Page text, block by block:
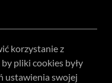
korzystanie z
pliki cookies były
ustawienia swojej